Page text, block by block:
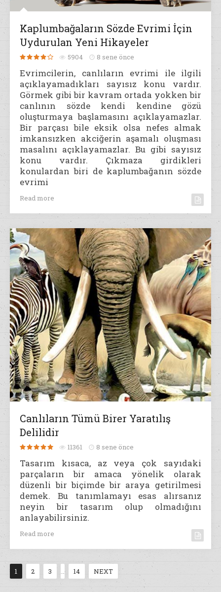
Kaplumbağaların Sözde Evrimi İçin
Uydurulan Yeni Hikayeler
5904 8 sene önce
Evrimcilerin, canlıların evrimi ile ilgili
açıklayamadıkları sayısız konu vardır.
Görmek gibi bir kavram ortada yokken bir
canlının sözde kendi kendine gözü
oluşturmaya başlamasını açıklayamazlar.
Bir parçası bile eksik olsa nefes almak
imkansızken akciğerin aşamalı oluşması
masalını açıklayamazlar. Bu gibi sayısız
konu vardır. Çıkmaza girdikleri
konulardan biri de kaplumbağanın sözde
evrimi
Read more
Canlıların Tümü Birer Yaratılış
Delilidir
11361 8 sene önce
Tasarım kısaca, az veya çok sayıdaki
parçaların bir amaca yönelik olarak
düzenli bir biçimde bir araya getirilmesi
demek. Bu tanımlamayı esas alırsanız
neyin bir tasarım olup olmadığını
anlayabilirsiniz.
Read more
1 2 3 … 14 NEXT